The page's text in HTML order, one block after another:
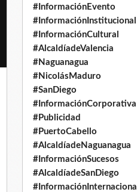
#InformaciónEvento
#InformaciónInstitucional
#InformaciónCultural
#AlcaldíadeValencia
#Naguanagua
#NicolásMaduro
#SanDiego
#InformaciónCorporativa
#Publicidad
#PuertoCabello
#AlcaldíadeNaguanagua
#InformaciónSucesos
#AlcaldíadeSanDiego
#InformaciónInternacional